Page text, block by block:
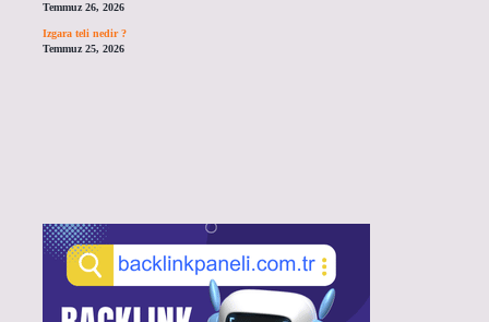
Temmuz 26, 2026
Izgara teli nedir ?
Temmuz 25, 2026